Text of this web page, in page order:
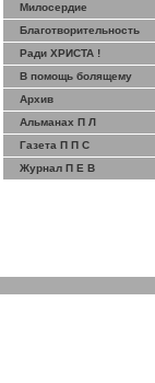
Милосердие
Благотворительность
Ради ХРИСТА !
В помощь болящему
Архив
Альманах П Л
Газета П П С
Журнал П Е В